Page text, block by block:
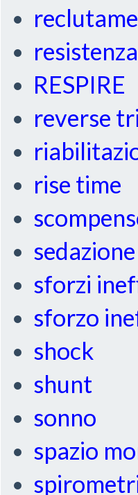
resistenza
RESPIRE
reverse
rise time
sedazione
sforzi
sforzo
shock
shunt
sonno
spazio